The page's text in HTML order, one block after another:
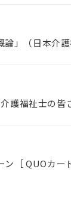
」（日本介護
護福祉士の皆
［ QUOカー